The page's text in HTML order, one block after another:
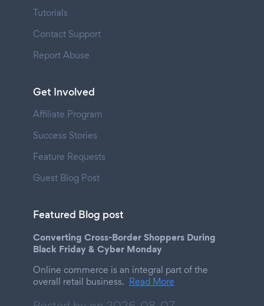
Tutorials
Contact Support
Report Abuse
Get Involved
Affiliate Program
Success Stories
Feature Requests
Guest Blog Post
Featured Blog post
Converting Cross-Border Shoppers During
Black Friday & Cyber Monday
Online commerce is an integral part of the
overall retail business. Read More